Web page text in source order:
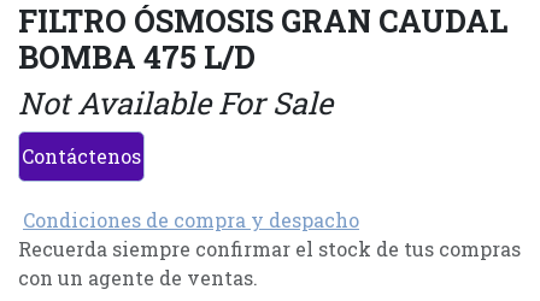
FILTRO ÓSMOSIS GRAN CAUDAL
BOMBA 475 L/D
Not Available For Sale
Contáctenos
Condiciones de compra y despacho
Recuerda siempre confirmar el stock de tus compras
con un agente de ventas.